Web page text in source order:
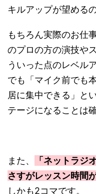
キルアップが望める
もちろん実際のお仕
のプロの方の演技や
ういった点のレベル
でも「マイク前でも
居に集中できる」と
テージになることは
また、
「ネットラジ
さすがレッスン時間
しかも2コマです。